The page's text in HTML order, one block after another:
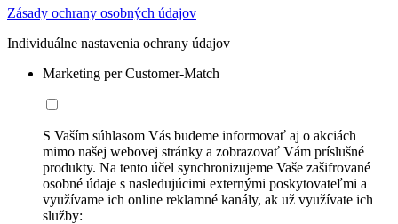
Zásady ochrany osobných údajov
Individuálne nastavenia ochrany údajov
Marketing per Customer-Match
S Vaším súhlasom Vás budeme informovať aj o akciách
mimo našej webovej stránky a zobrazovať Vám príslušné
produkty. Na tento účel synchronizujeme Vaše zašifrované
osobné údaje s nasledujúcimi externými poskytovateľmi a
využívame ich online reklamné kanály, ak už využívate ich
služby: